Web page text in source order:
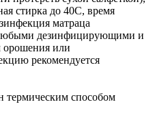
стирка до 40С, время
матраца
дезинфицирующими и
или
рекомендуется
термическим способом